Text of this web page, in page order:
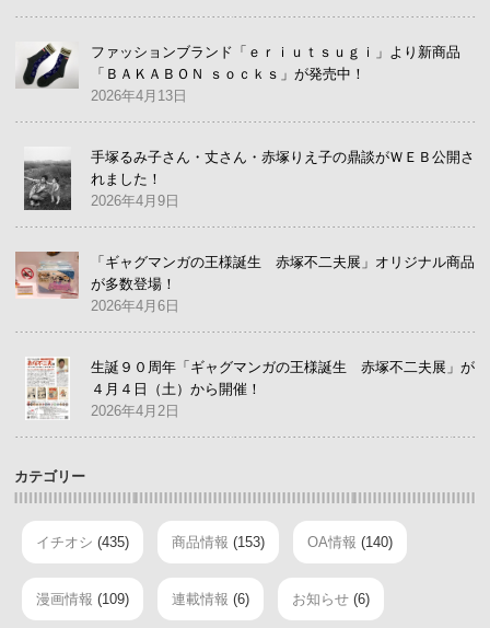
ファッションブランド「ｅｒｉｕｔｓｕｇｉ」より新商品
「ＢＡＫＡＢＯＮ ｓｏｃｋｓ」が発売中！
2026年4月13日
手塚るみ子さん・丈さん・赤塚りえ子の鼎談がＷＥＢ公開さ
れました！
2026年4月9日
「ギャグマンガの王様誕生 赤塚不二夫展」オリジナル商品
が多数登場！
2026年4月6日
生誕９０周年「ギャグマンガの王様誕生 赤塚不二夫展」が
４月４日（土）から開催！
2026年4月2日
カテゴリー
イチオシ (435) 商品情報 (153) OA情報 (140)
漫画情報 (109) 連載情報 (6) お知らせ (6)